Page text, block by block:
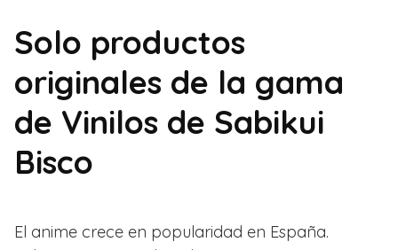
Solo productos
originales de la gama
de Vinilos de Sabikui
Bisco
El anime crece en popularidad en España.